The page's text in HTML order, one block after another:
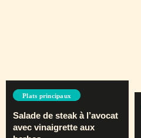
Plats principaux
Salade de steak à l’avocat
avec vinaigrette aux